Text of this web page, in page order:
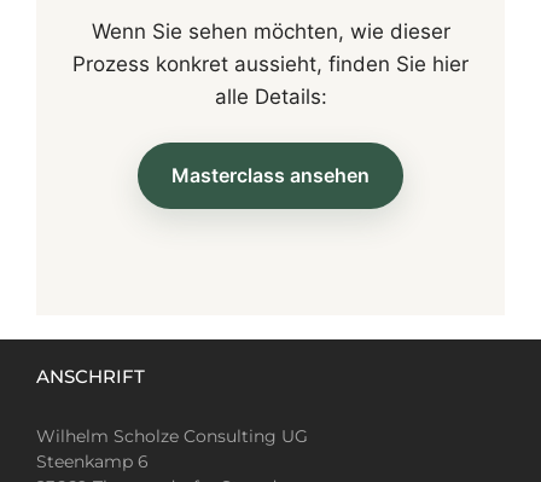
Wenn Sie sehen möchten, wie dieser
Prozess konkret aussieht, finden Sie hier
alle Details:
Masterclass ansehen
ANSCHRIFT
Wilhelm Scholze Consulting UG
Steenkamp 6